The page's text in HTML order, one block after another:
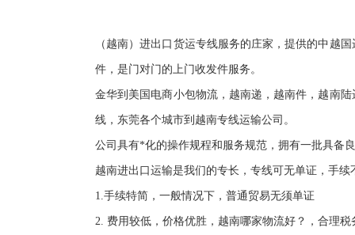
（越南）进出口货运专线服务的庄家，提供的中越
件，是门对门的上门收发件服务。
金华到美国电商小包物流，越南递，越南件，越南
线，东莞各个城市到越南专线运输公司。
公司具有*化的操作规程和服务规范，拥有一批具备
越南进出口运输是我们的专长，专线可无单证，手
1.手续特简，一般情况下，普通贸易无须单证
2. 费用较低，价格优胜，越南哪家物流好？，合理